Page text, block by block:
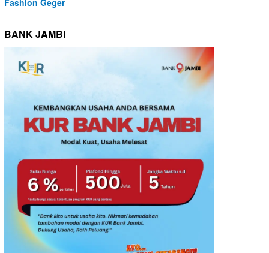
Fashion Geger
BANK JAMBI